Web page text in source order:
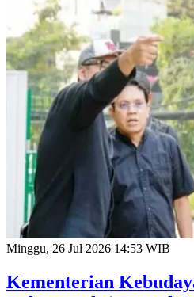
Minggu, 26 Jul 2026 14:53 WIB
Kementerian